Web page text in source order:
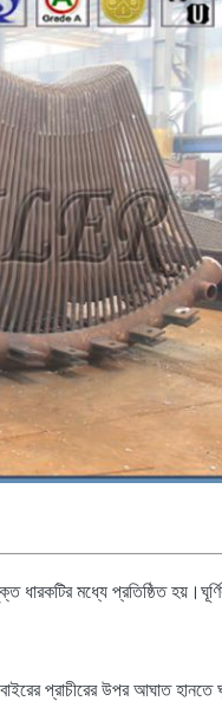
ধারকটির মধ্যে প্রতিষ্ঠিত
প্রাচীরের উপর আঘাত হানতে